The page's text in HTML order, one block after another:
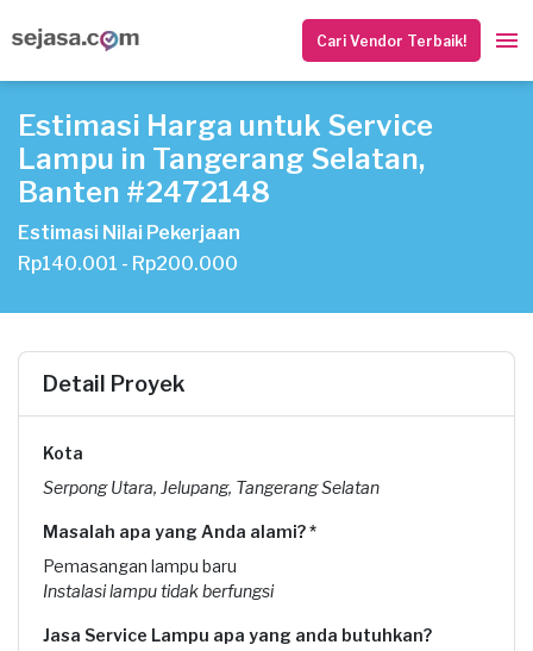
Cari Vendor Terbaik!
Estimasi Harga untuk Service
Lampu in Tangerang Selatan,
Banten #2472148
Estimasi Nilai Pekerjaan
Rp140.001 - Rp200.000
Detail Proyek
Kota
Serpong Utara, Jelupang, Tangerang Selatan
Masalah apa yang Anda alami? *
Pemasangan lampu baru
Instalasi lampu tidak berfungsi
Jasa Service Lampu apa yang anda butuhkan?